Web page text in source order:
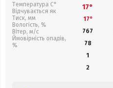
Температура С°
Відчувається як
Тиск, мм
Вологість, %
Вітер, м/с
Ймовірність опадів,
%
17°
17°
767
78
1
2